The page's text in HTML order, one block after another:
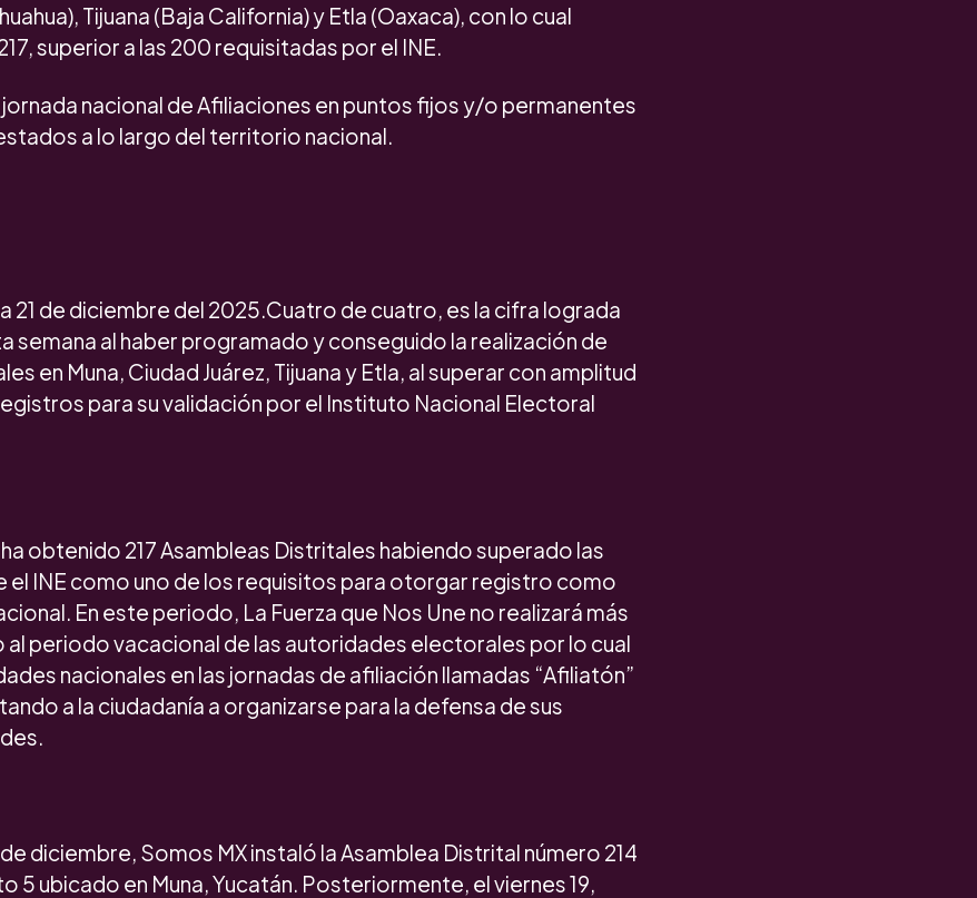
Tijuana (Baja California) y Etla (Oaxaca), con lo cual
superior a las 200 requisitadas por el INE.
jornada nacional de Afiliaciones en puntos fijos y/o permanentes
a lo largo del territorio nacional.
21 de diciembre del 2025.Cuatro de cuatro, es la cifra lograda
semana al haber programado y conseguido la realización de
en Muna, Ciudad Juárez, Tijuana y Etla, al superar con amplitud
para su validación por el Instituto Nacional Electoral
obtenido 217 Asambleas Distritales habiendo superado las
el INE como uno de los requisitos para otorgar registro como
En este periodo, La Fuerza que Nos Une no realizará más
al periodo vacacional de las autoridades electorales por lo cual
nacionales en las jornadas de afiliación llamadas “Afiliatón”
a la ciudadanía a organizarse para la defensa de sus
de diciembre, Somos MX instaló la Asamblea Distrital número 214
5 ubicado en Muna, Yucatán. Posteriormente, el viernes 19,